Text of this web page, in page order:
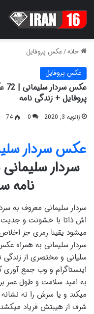
خانه/عکس پروفایل
عکس پروفایل
پروفایل + زندگی نامه
ژانویه 3, 2020 0
74
عکس سردار
سردار
نامه
سردار سلیمانی معروف به
اش ذاتا با خشونت و جدیت
سردار سلیمانی به همراه
سلیانی و مختصری از زندگی
اینستاگرام و وب جمع آوری
به امید سلامت و طول عمر
میکند و یا سرش را نه
شرف از هیبتش فریاد